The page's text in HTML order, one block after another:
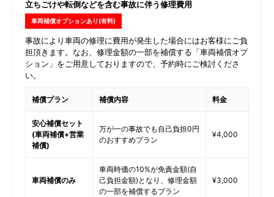
立ちごけや転倒などを含む事故に伴う修理費用
車両補償オプションあり(有料)
事故により車両の修理に費用が発生した場合にはお客様にご負
担頂きます。なお、修理金額の一部を補償する「車両補償オプ
ション」をご用意しておりますので、予約時にご検討くださ
い。
補償プラン 補償内容 料金
安心補償セット
(車両補償+営業
補償)
万が一の事故でも自己負担0円
のおすすめプラン
¥4,000
車両補償のみ
車両時価の10%が免責金額(自
己負担金額)となり、修理金額
の一部を補償するプラン
¥3,000